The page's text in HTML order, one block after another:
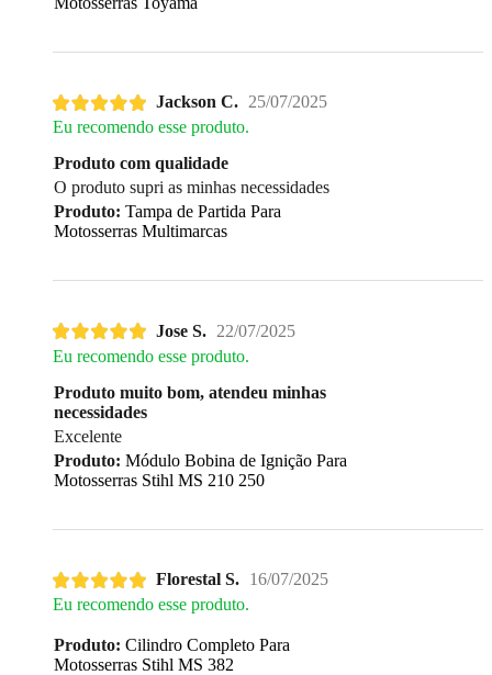
Jackson C. 25/07/2025
Eu recomendo esse produto.
Produto com qualidade
O produto supri as minhas necessidades
Produto: Tampa de Partida Para
Motosserras Multimarcas
Jose S. 22/07/2025
Eu recomendo esse produto.
Produto muito bom, atendeu minhas
necessidades
Excelente
Produto: Módulo Bobina de Ignição Para
Motosserras Stihl MS 210 250
Florestal S. 16/07/2025
Eu recomendo esse produto.
Produto: Cilindro Completo Para
Motosserras Stihl MS 382